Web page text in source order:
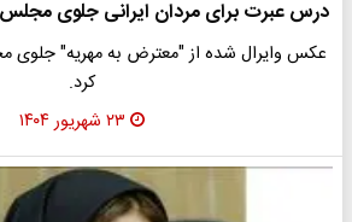
درس عبرت برای مردان ایرانی جلوی
عکس وایرال شده از "معترض به مهریه" جلوی
کرد.
۲۳ شهریور ۱۴۰۴